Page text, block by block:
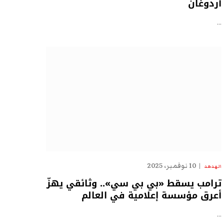
أردوغان
…
الهدهد 10 نوفمبر، 2025
ترامب يسقط «بي بي سي».. وثائقي يهزّ
أعرق مؤسسة إعلامية في العالم
…